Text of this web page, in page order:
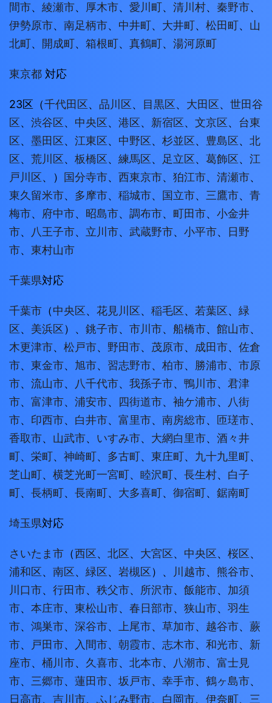
間市、 綾瀬市、 厚木市、 愛川町、 清川村、 秦野市、
伊勢原市、 南足柄市、 中井町、 大井町、 松田町、 山
北町、 開成町、 箱根町、 真鶴町、 湯河原町
東京都 対応
23区（千代田区、 品川区、 目黒区、 大田区、 世田谷
区、 渋谷区、 中央区、 港区、 新宿区、 文京区、 台東
区、 墨田区、 江東区、 中野区、 杉並区、 豊島区、 北
区、 荒川区、 板橋区、 練馬区、 足立区、 葛飾区、 江
戸川区、） 国分寺市、 西東京市、 狛江市、 清瀬市、
東久留米市、 多摩市、 稲城市、 国立市、 三鷹市、 青
梅市、 府中市、 昭島市、 調布市、 町田市、 小金井
市、 八王子市、 立川市、 武蔵野市、 小平市、
日野
市、 東村山市
千葉県対応
千葉市 （中央区、 花見川区、 稲毛区、 若葉区、 緑
区、 美浜区）、 銚子市、 市川市、 船橋市、 館山市、
木更津市、 松戸市、 野田市、 茂原市、 成田市、 佐倉
市、 東金市、 旭市、 習志野市、 柏市、 勝浦市、 市原
市、 流山市、 八千代市、 我孫子市、 鴨川市、 君津
市、 富津市、 浦安市、 四街道市、 袖ケ浦市、 八街
市、 印西市、 白井市、 富里市、 南房総市、 匝瑳市、
香取市、 山武市、 いすみ市、 大網白里市、 酒々井
町、 栄町、 神崎町、 多古町、 東庄町、 九十九里町、
芝山町、 横芝光町一宮町、 睦沢町、 長生村、 白子
町、 長柄町、 長南町、 大多喜町、 御宿町、 鋸南町
埼玉県対応
さいたま市 （西区、 北区、 大宮区、 中央区、 桜区、
浦和区、 南区、 緑区、 岩槻区）、 川越市、 熊谷市、
川口市、 行田市、 秩父市、 所沢市、 飯能市、 加須
市、 本庄市、 東松山市、 春日部市、 狭山市、 羽生
市、 鴻巣市、 深谷市、 上尾市、 草加市、 越谷市、 蕨
市、 戸田市、 入間市、 朝霞市、 志木市、 和光市、 新
座市、 桶川市、 久喜市、 北本市、 八潮市、 富士見
市、 三郷市、 蓮田市、 坂戸市、 幸手市、 鶴ヶ島市、
日高市、 吉川市、 ふじみ野市、 白岡市、 伊奈町、 三